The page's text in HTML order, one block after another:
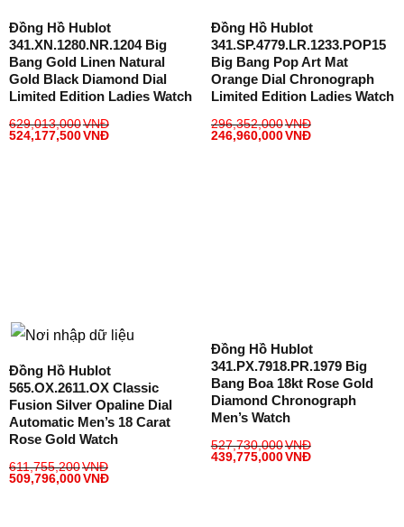
Đồng Hồ Hublot
341.XN.1280.NR.1204 Big
Bang Gold Linen Natural
Gold Black Diamond Dial
Limited Edition Ladies Watch
629,013,000VNĐ
524,177,500VNĐ
Đồng Hồ Hublot
341.SP.4779.LR.1233.POP15
Big Bang Pop Art Mat
Orange Dial Chronograph
Limited Edition Ladies Watch
296,352,000VNĐ
246,960,000VNĐ
Đồng Hồ Hublot
565.OX.2611.OX Classic
Fusion Silver Opaline Dial
Automatic Men’s 18 Carat
Rose Gold Watch
611,755,200VNĐ
509,796,000VNĐ
Đồng Hồ Hublot
341.PX.7918.PR.1979 Big
Bang Boa 18kt Rose Gold
Diamond Chronograph
Men’s Watch
527,730,000VNĐ
439,775,000VNĐ